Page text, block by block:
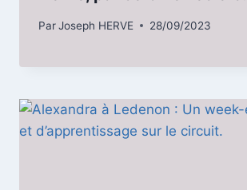
ParJoseph HERVE 28/09/2023